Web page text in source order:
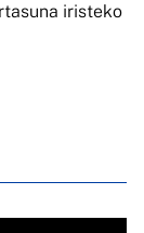
iristeko